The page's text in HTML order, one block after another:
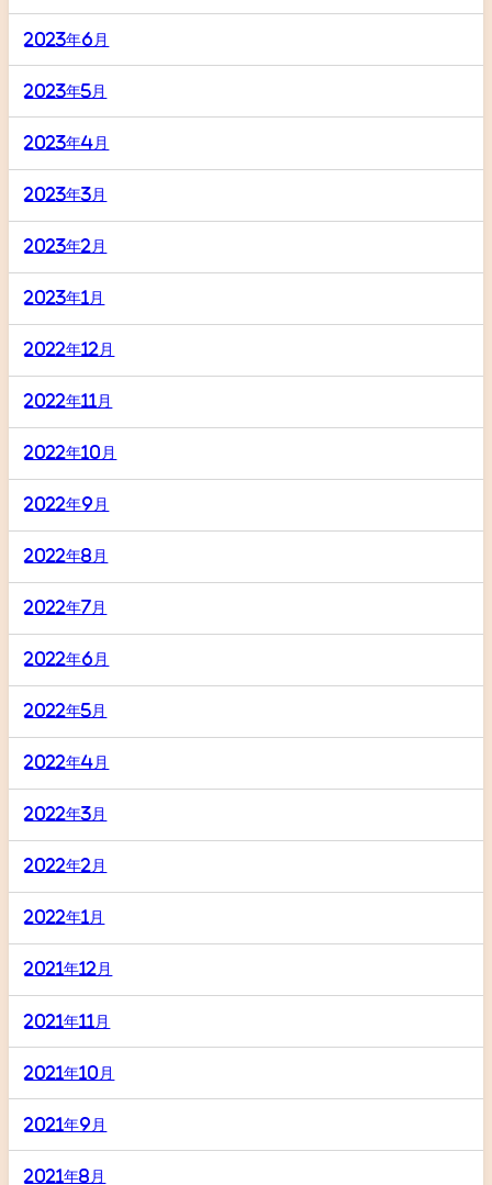
2023年6月
2023年5月
2023年4月
2023年3月
2023年2月
2023年1月
2022年12月
2022年11月
2022年10月
2022年9月
2022年8月
2022年7月
2022年6月
2022年5月
2022年4月
2022年3月
2022年2月
2022年1月
2021年12月
2021年11月
2021年10月
2021年9月
2021年8月